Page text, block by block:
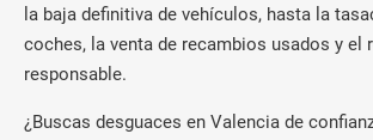
la baja definitiva de vehículos, hasta la
coches, la venta de recambios usados y el
responsable.
¿Buscas desguaces en Valencia de